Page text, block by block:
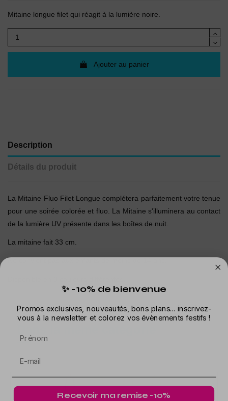
Mitaine longue filet qui réagit à la lumière noire.
Ajouter au panier
Description
Détails du produit
La Mitaine Fluo Filet Longue complétera parfaitement votre tenue
pour une soirée colorée et fluo. La Mitaine s'illuminera au contact
de la lumière UV présente dans les boîtes de nuit.
La mitaine fait 33 cm.
Ne convient pas aux enfants de moins de 14 ans.
✨ -10% de bienvenue
Promos exclusives, nouveautés, bons plans... inscrivez-
vous à la newsletter et colorez vos évènements festifs !
Recevoir ma remise -10%